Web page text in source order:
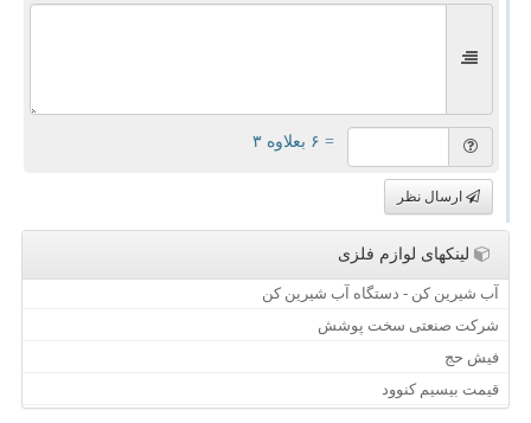
= ۶ بعلاوه ۳
ارسال نظر
لینکهای لوازم فلزی
آب شیرین کن - دستگاه آب شیرین کن
شرکت صنعتی سخت پوشش
فیش حج
قیمت بیسیم کنوود